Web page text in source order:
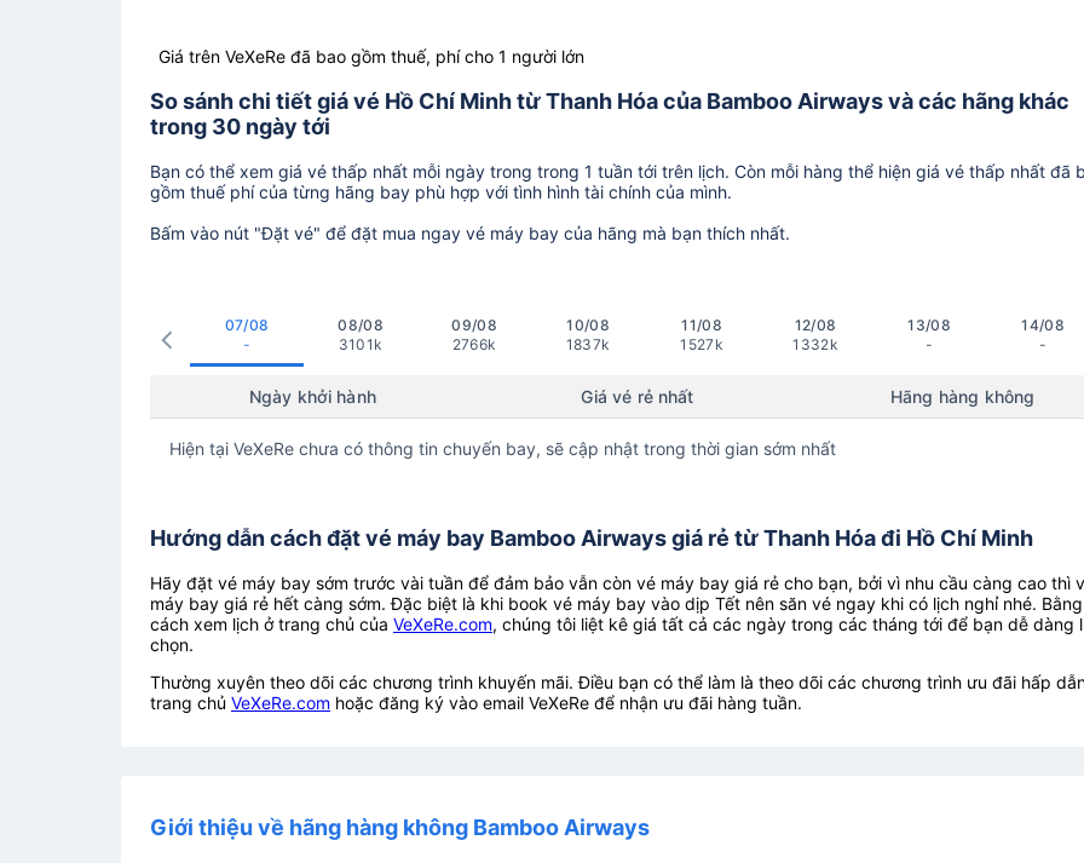
Giá trên VeXeRe đã bao gồm thuế, phí cho 1 người lớn
So sánh chi tiết giá vé Hồ Chí Minh từ Thanh Hóa của Bamboo Airways và các hãng khác
trong 30 ngày tới
Bạn có thể xem giá vé thấp nhất mỗi ngày trong trong 1 tuần tới trên lịch. Còn mỗi hàng thể hiện giá vé thấp nhất đã
gồm thuế phí của từng hãng bay phù hợp với tình hình tài chính của mình.
Bấm vào nút "Đặt vé" để đặt mua ngay vé máy bay của hãng mà bạn thích nhất.
07/08
-
08/08
3101k
09/08
2766k
10/08
1837k
11/08
1527k
12/08
1332k
13/08
-
14/08
-
Ngày khởi hành Giá vé rẻ nhất Hãng hàng không
Hiện tại VeXeRe chưa có thông tin chuyến bay, sẽ cập nhật trong thời gian sớm nhất
Hướng dẫn cách đặt vé máy bay Bamboo Airways giá rẻ từ Thanh Hóa đi Hồ Chí Minh
Hãy đặt vé máy bay sớm trước vài tuần để đảm bảo vẫn còn vé máy bay giá rẻ cho bạn, bởi vì nhu cầu càng cao thì
máy bay giá rẻ hết càng sớm. Đặc biệt là khi book vé máy bay vào dịp Tết nên săn vé ngay khi có lịch nghỉ nhé. Bằng
cách xem lịch ở trang chủ của VeXeRe.com, chúng tôi liệt kê giá tất cả các ngày trong các tháng tới để bạn dễ dàng
chọn.
Thường xuyên theo dõi các chương trình khuyến mãi. Điều bạn có thể làm là theo dõi các chương trình ưu đãi hấp
trang chủ VeXeRe.com hoặc đăng ký vào email VeXeRe để nhận ưu đãi hàng tuần.
Giới thiệu về hãng hàng không Bamboo Airways